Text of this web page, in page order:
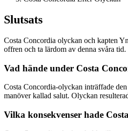
Slutsats
Costa Concordia olyckan och kapten
offren och ta lärdom av denna svåra tid.
Vad hände under Costa
Costa Concordia-olyckan inträffade
manöver kallad salut. Olyckan
Vilka konsekvenser hade